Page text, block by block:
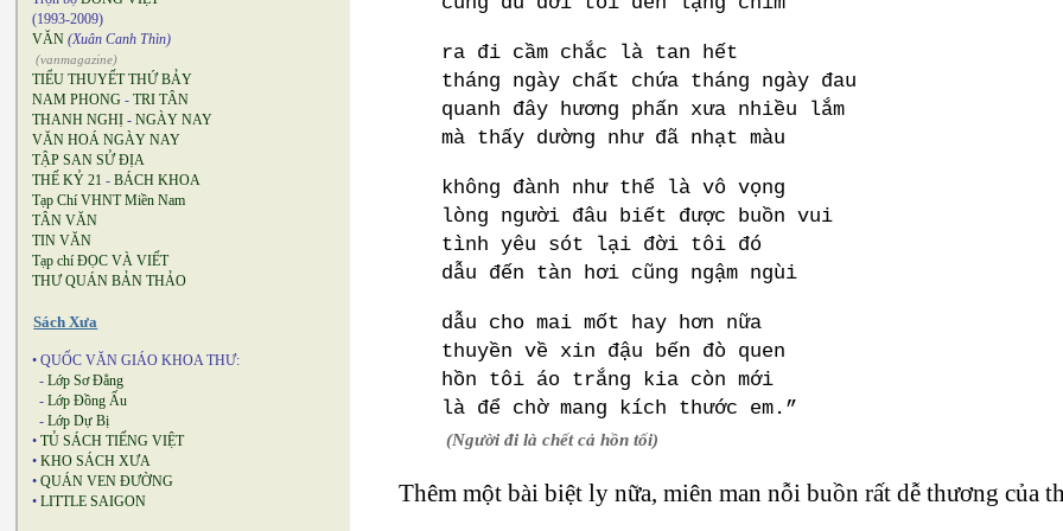
(1993-2009)
VĂN (Xuân Canh Thìn)
(vanmagazine)
TIỂU THUYẾT THỨ BẢY
NAM PHONG - TRI TÂN
THANH NGHỊ - NGÀY NAY
VĂN HOÁ NGÀY NAY
TẬP SAN SỬ ĐỊA
THẾ KỶ 21 - BÁCH KHOA
Tạp Chí VHNT Miền Nam
TÂN VĂN
TIN VĂN
Tạp chí ĐỌC VÀ VIẾT
THƯ QUÁN BẢN THẢO
Sách Xưa
• QUỐC VĂN GIÁO KHOA THƯ:
- Lớp Sơ Đẳng
- Lớp Đồng Ấu
- Lớp Dự Bị
• TỦ SÁCH TIẾNG VIỆT
• KHO SÁCH XƯA
• QUÁN VEN ĐƯỜNG
• LITTLE SAIGON
ra đi cầm chắc là tan hết
tháng ngày chất chứa tháng ngày đau
quanh đây hương phấn xưa nhiều lắm
mà thấy dường như đã nhạt màu
không đành như thể là vô vọng
lòng người đâu biết được buồn vui
tình yêu sót lại đời tôi đó
dẫu đến tàn hơi cũng ngậm ngùi
dẫu cho mai mốt hay hơn nữa
thuyền về xin đậu bến đò quen
hồn tôi áo trắng kia còn mới
là để chờ mang kích thước em.”
(Người đi là chết cả hồn tối)
Thêm một bài biệt ly nữa, miên man nỗi buồn rất dễ thương của